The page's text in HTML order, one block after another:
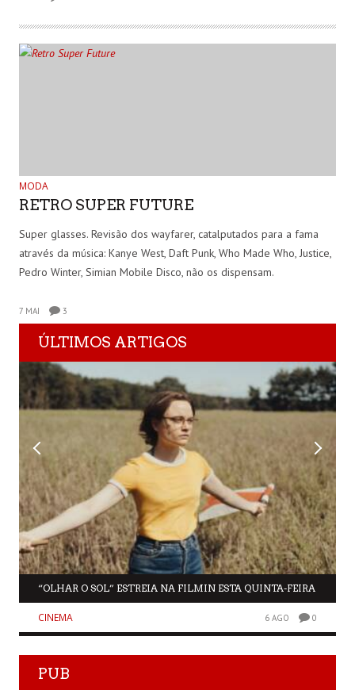
MODA
RETRO SUPER FUTURE
Super glasses. Revisão dos wayfarer, catalputados para a fama
através da música: Kanye West, Daft Punk, Who Made Who, Justice,
Pedro Winter, Simian Mobile Disco, não os dispensam.
7 MAI 3
ÚLTIMOS ARTIGOS
“OLHAR O SOL” ESTREIA NA FILMIN ESTA QUINTA-FEIRA
CINEMA 6 AGO 0
PUB